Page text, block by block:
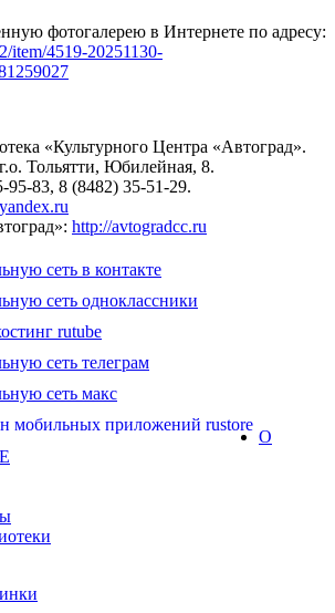
фотогалерею в Интернете по адресу:
item/4519-20251130-
«Культурного Центра «Автоград».
Тольятти, Юбилейная, 8.
95-83, 8 (8482) 35-51-29.
http://avtogradcc.ru
О